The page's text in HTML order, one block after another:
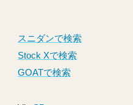
スニダンで検索
Stock Xで検索
GOATで検索